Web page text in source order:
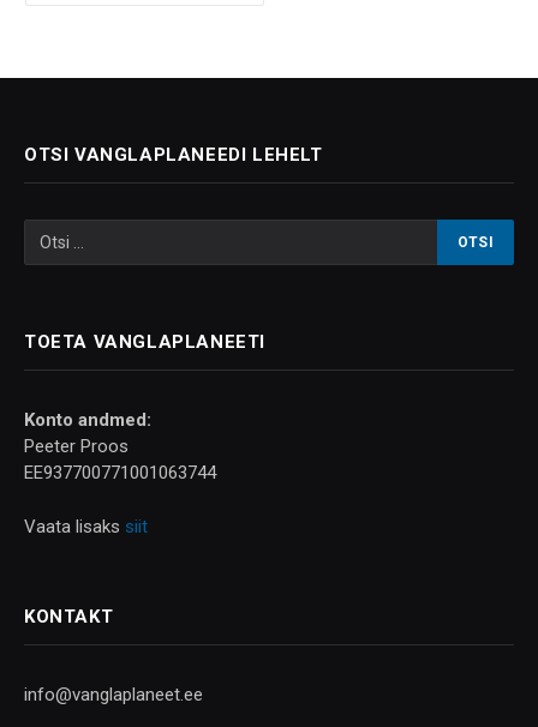
OTSI VANGLAPLANEEDI LEHELT
TOETA VANGLAPLANEETI
Konto andmed:
Peeter Proos
EE937700771001063744
Vaata lisaks siit
KONTAKT
info@vanglaplaneet.ee